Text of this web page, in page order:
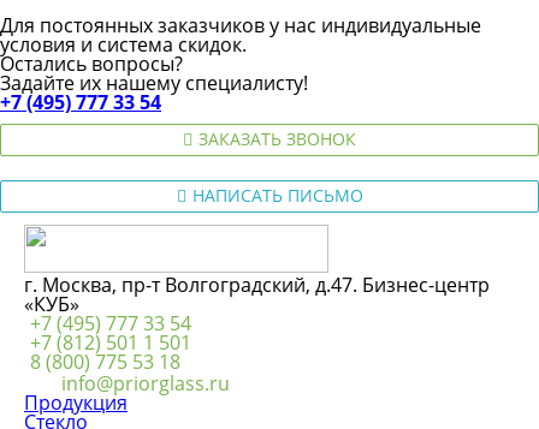
Для постоянных заказчиков у нас индивидуальные
условия и система скидок.
Остались вопросы?
Задайте их нашему специалисту!
+7 (495) 777 33 54
ЗАКАЗАТЬ ЗВОНОК
НАПИСАТЬ ПИСЬМО
г. Москва, пр-т Волгоградский, д.47. Бизнес-центр
«КУБ»
+7 (495) 777 33 54
+7 (812) 501 1 501
8 (800) 775 53 18
info@priorglass.ru
Продукция
Стекло